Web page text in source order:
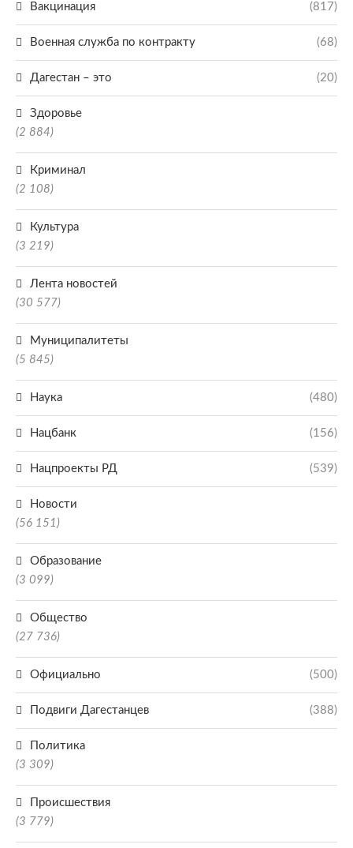
Вакцинация (817)
Военная служба по контракту (68)
Дагестан – это (20)
Здоровье
(2 884)
Криминал
(2 108)
Культура
(3 219)
Лента новостей
(30 577)
Муниципалитеты
(5 845)
Наука (480)
Нацбанк (156)
Нацпроекты РД (539)
Новости
(56 151)
Образование
(3 099)
Общество
(27 736)
Официально (500)
Подвиги Дагестанцев (388)
Политика
(3 309)
Происшествия
(3 779)